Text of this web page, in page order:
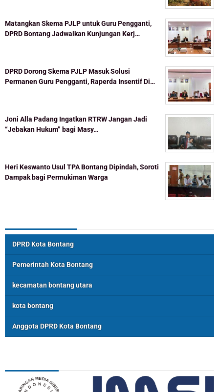
Matangkan Skema PJLP untuk Guru Pengganti,
DPRD Bontang Jadwalkan Kunjungan Kerj…
DPRD Dorong Skema PJLP Masuk Solusi
Permanen Guru Pengganti, Raperda Insentif Di…
Joni Alla Padang Ingatkan RTRW Jangan Jadi
“Jebakan Hukum” bagi Masy…
Heri Keswanto Usul TPA Bontang Dipindah, Soroti
Dampak bagi Permukiman Warga
DPRD Kota Bontang
Pemerintah Kota Bontang
kecamatan bontang utara
kota bontang
Anggota DPRD Kota Bontang